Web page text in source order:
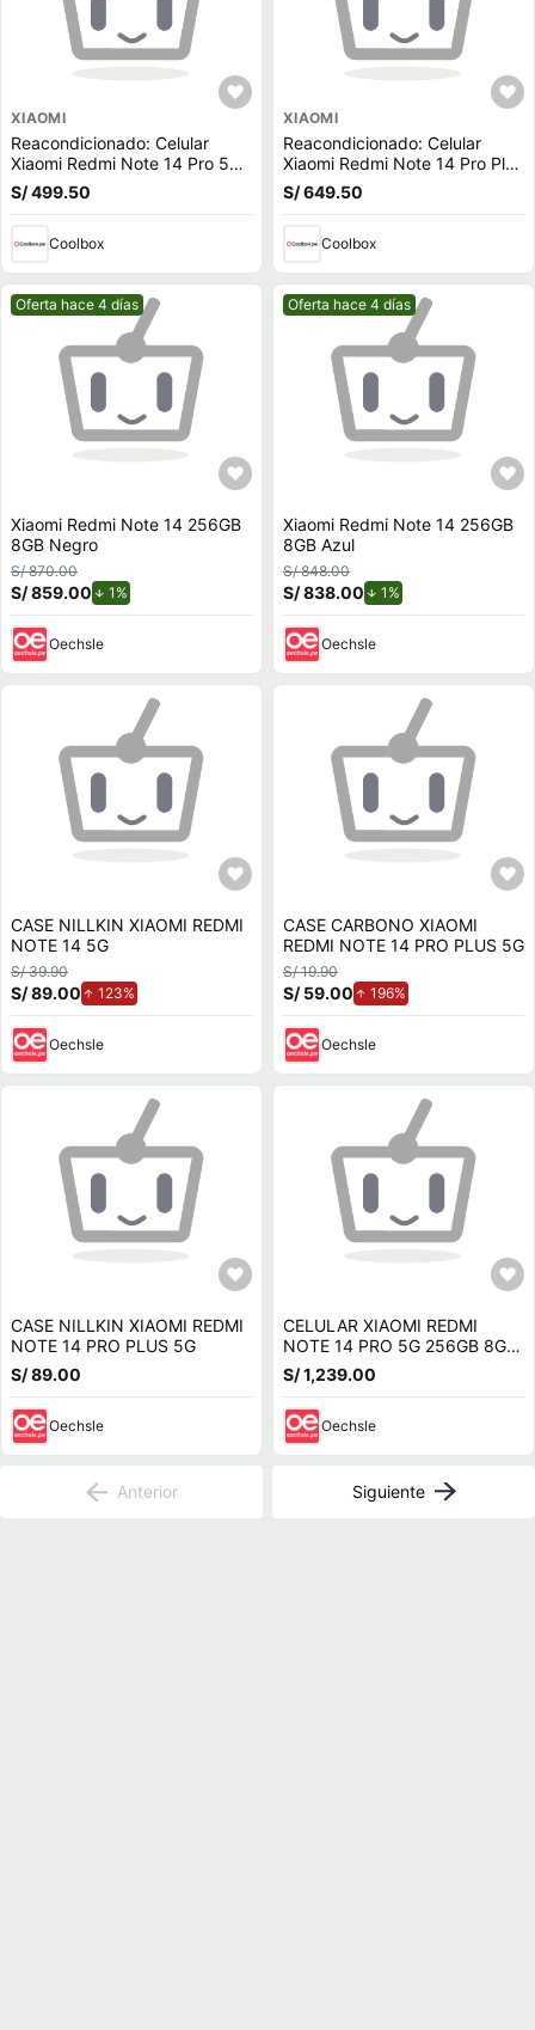
XIAOMI
Reacondicionado: Celular
Xiaomi Redmi Note 14 Pro 5G
256GB, 8GB RAM, cámara
trasera 200MP y frontal 16MP,
6 Play
S/ 499.50
Coolbox
XIAOMI
Reacondicionado: Celular
Xiaomi Redmi Note 14 Pro Plus
5G 256GB, 8GB RAM, cámara
trasera 200MP y frontal 16MP,
S/ 649.50
Coolbox
Mejor precio.
Oferta hace 4 días
Xiaomi Redmi Note 14 256GB
8GB Negro
S/ 870.00
S/ 859.00 1%
Oechsle
Mejor precio.
Oferta hace 4 días
Xiaomi Redmi Note 14 256GB
8GB Azul
S/ 848.00
S/ 838.00 1%
Oechsle
CASE NILLKIN XIAOMI REDMI
NOTE 14 5G
S/ 39.90
S/ 89.00 123%
Oechsle
CASE CARBONO XIAOMI
REDMI NOTE 14 PRO PLUS 5G
S/ 19.90
S/ 59.00 196%
Oechsle
CASE NILLKIN XIAOMI REDMI
NOTE 14 PRO PLUS 5G
S/ 89.00
Oechsle
CELULAR XIAOMI REDMI
NOTE 14 PRO 5G 256GB 8GB
200 MP 6.67"" NEGRO
S/ 1,239.00
Oechsle
Anterior Siguiente